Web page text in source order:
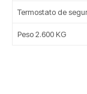
Termostato de
Peso 2.600 KG